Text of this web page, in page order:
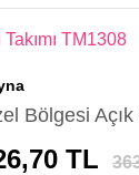
TM1308
Bölgesi
TL